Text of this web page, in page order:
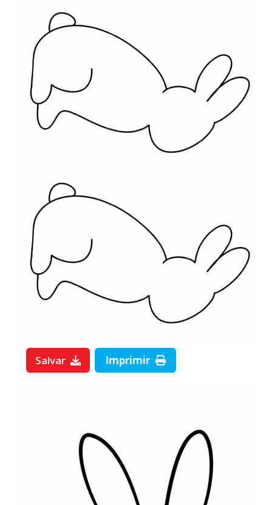
Salvar Imprimir